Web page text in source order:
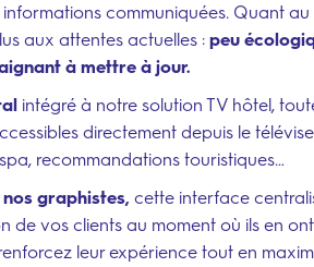
informations communiquées. Quant
aux attentes actuelles : peu
à mettre à jour.
intégré à notre solution TV hôtel,
directement depuis le
recommandations touristiques…
graphistes, cette interface
de vos clients au moment où ils en
leur expérience tout en